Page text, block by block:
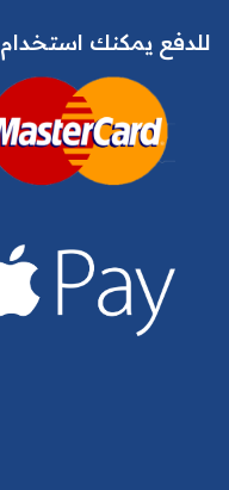
للدفع يمكنك استخدام